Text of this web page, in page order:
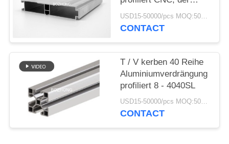
hohe Präzision
maschinell bearbeitet
USD15-50000/pcs MOQ:500kg
CONTACT
T / V kerben 40 Reihe
Aluminiumverdrängung
profiliert 8 - 4040SL
USD15-50000/pcs MOQ:500kg
CONTACT